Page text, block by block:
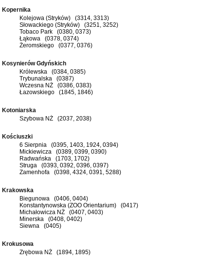
Kopernika
Kolejowa (Stryków) (3314, 3313)
Słowackiego (Stryków) (3251, 3252)
Tobaco Park (0380, 0373)
Łąkowa (0378, 0374)
Żeromskiego (0377, 0376)
Kosynierów Gdyńskich
Królewska (0384, 0385)
Trybunalska (0387)
Wczesna NŻ (0386, 0383)
Łazowskiego (1845, 1846)
Kotoniarska
Szybowa NŻ (2037, 2038)
Kościuszki
6 Sierpnia (0395, 1403, 1924, 0394)
Mickiewicza (0389, 0399, 0390)
Radwańska (1703, 1702)
Struga (0393, 0392, 0396, 0397)
Zamenhofa (0398, 4324, 0391, 5288)
Krakowska
Biegunowa (0406, 0404)
Konstantynowska (ZOO Orientarium) (0417)
Michałowicza NŻ (0407, 0403)
Minerska (0408, 0402)
Siewna (0405)
Krokusowa
Zrębowa NŻ (1894, 1895)